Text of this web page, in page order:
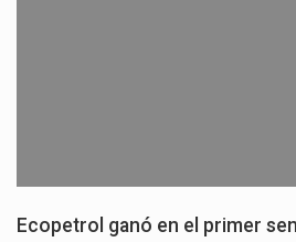
Ecopetrol ganó en el primer